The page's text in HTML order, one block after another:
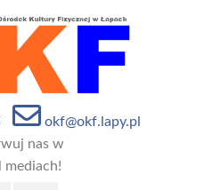
okf@okf.lapy.pl
nas w
mediach!